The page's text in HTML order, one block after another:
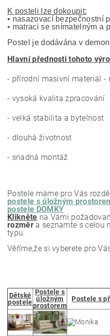
K posteli lze dokoupit:
• nasazovací bezpečnostní
• matraci se snímatelným a
Postel je dodávána v
Hlavní přednosti tohoto
- přírodní masivní materiál -
- vysoká kvalita zpracování
- velká stabilita a bytelnost
- dlouhá životnost
- snadná montáž
Postele máme pro Vás
postele s úložným
postele DOMKY
Klikněte na Vámi
rozměra seznamte s celou
typu.
Věříme,že si vyberete pro
Dětské
postele
Postele s
úložným
prostorem
Postele s